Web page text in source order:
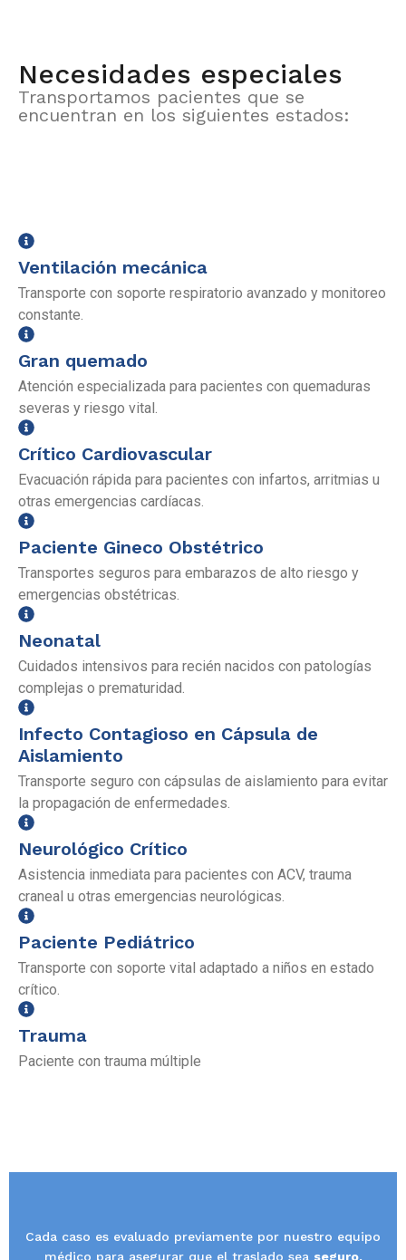
Necesidades especiales
Transportamos pacientes que se
encuentran en los siguientes estados:
Ventilación mecánica
Transporte con soporte respiratorio avanzado y monitoreo
constante.
Gran quemado
Atención especializada para pacientes con quemaduras
severas y riesgo vital.
Crítico Cardiovascular
Evacuación rápida para pacientes con infartos, arritmias u
otras emergencias cardíacas.
Paciente Gineco Obstétrico
Transportes seguros para embarazos de alto riesgo y
emergencias obstétricas.
Neonatal
Cuidados intensivos para recién nacidos con patologías
complejas o prematuridad.
Infecto Contagioso en Cápsula de
Aislamiento
Transporte seguro con cápsulas de aislamiento para evitar
la propagación de enfermedades.
Neurológico Crítico
Asistencia inmediata para pacientes con ACV, trauma
craneal u otras emergencias neurológicas.
Paciente Pediátrico
Transporte con soporte vital adaptado a niños en estado
crítico.
Trauma
Paciente con trauma múltiple
Cada caso es evaluado previamente por nuestro equipo
médico para asegurar que el traslado sea seguro,